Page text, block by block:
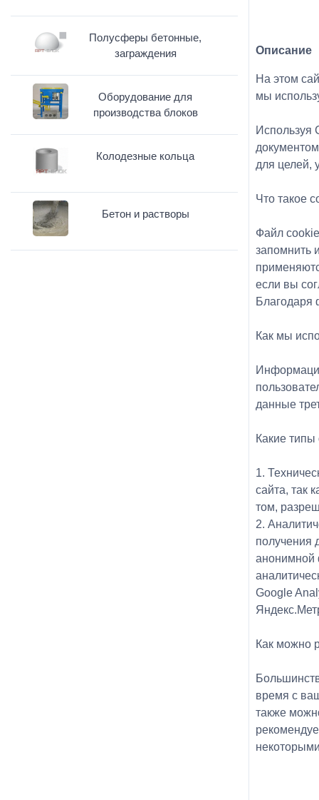
Описание
На этом
мы
Используя
для целей,
Что такое
Файл
запомнить
если вы
Благодаря
Как мы
данные
Какие
1.
сайта, так
том,
2.
получения
анонимной
Google
Как можно
время с
также
Полусферы бетонные,
заграждения
Оборудование для
производства блоков
Колодезные кольца
Бетон и растворы